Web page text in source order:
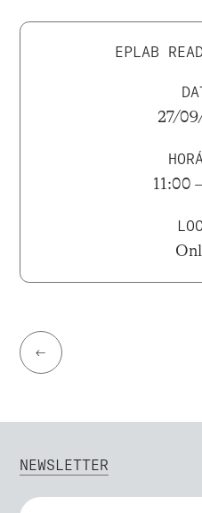
EPLAB
27/
11:00
←
NEWSLETTER